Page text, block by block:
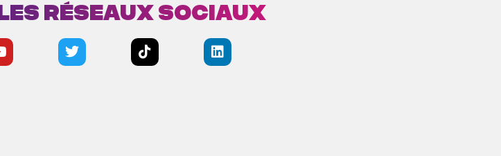
réseaux sociaux